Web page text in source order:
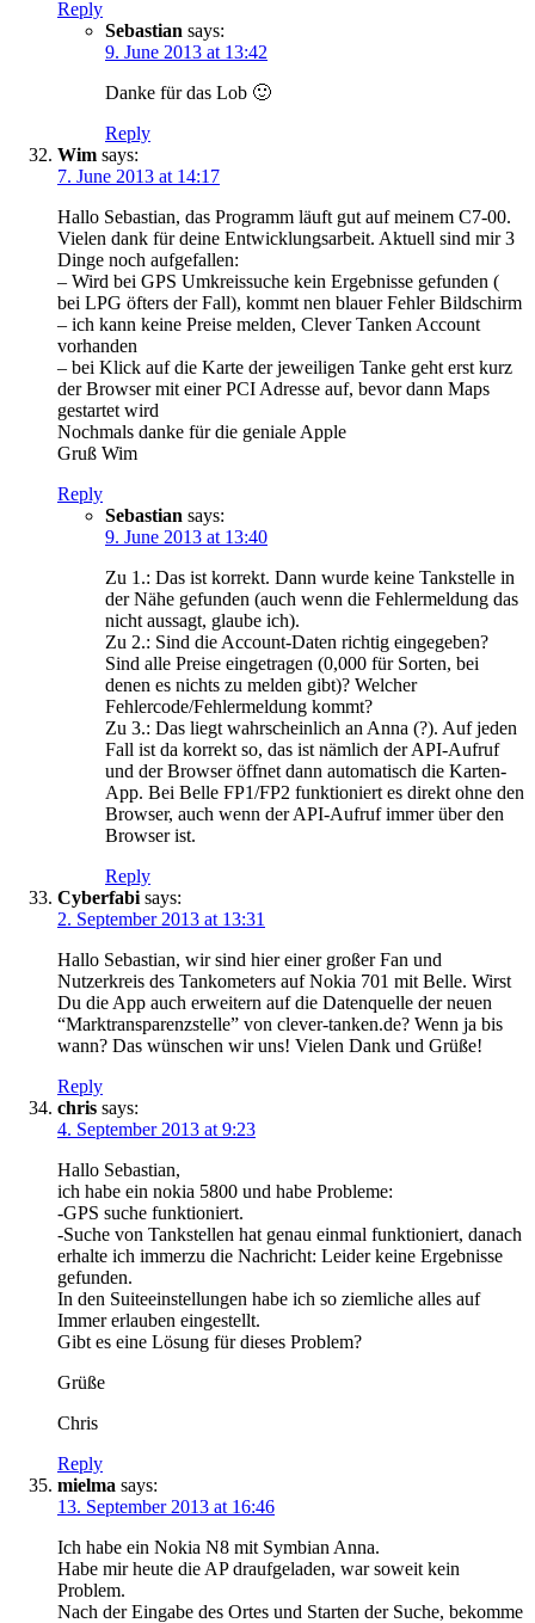
Reply
Sebastian says:
9. June 2013 at 13:42
Danke für das Lob 🙂
Reply
Wim says:
7. June 2013 at 14:17
Hallo Sebastian, das Programm läuft gut auf meinem C7-00.
Vielen dank für deine Entwicklungsarbeit. Aktuell sind mir 3
Dinge noch aufgefallen:
– Wird bei GPS Umkreissuche kein Ergebnisse gefunden (
bei LPG öfters der Fall), kommt nen blauer Fehler Bildschirm
– ich kann keine Preise melden, Clever Tanken Account
vorhanden
– bei Klick auf die Karte der jeweiligen Tanke geht erst kurz
der Browser mit einer PCI Adresse auf, bevor dann Maps
gestartet wird
Nochmals danke für die geniale Apple
Gruß Wim
Reply
Sebastian says:
9. June 2013 at 13:40
Zu 1.: Das ist korrekt. Dann wurde keine Tankstelle in
der Nähe gefunden (auch wenn die Fehlermeldung das
nicht aussagt, glaube ich).
Zu 2.: Sind die Account-Daten richtig eingegeben?
Sind alle Preise eingetragen (0,000 für Sorten, bei
denen es nichts zu melden gibt)? Welcher
Fehlercode/Fehlermeldung kommt?
Zu 3.: Das liegt wahrscheinlich an Anna (?). Auf jeden
Fall ist da korrekt so, das ist nämlich der API-Aufruf
und der Browser öffnet dann automatisch die Karten-
App. Bei Belle FP1/FP2 funktioniert es direkt ohne den
Browser, auch wenn der API-Aufruf immer über den
Browser ist.
Reply
Cyberfabi says:
2. September 2013 at 13:31
Hallo Sebastian, wir sind hier einer großer Fan und
Nutzerkreis des Tankometers auf Nokia 701 mit Belle. Wirst
Du die App auch erweitern auf die Datenquelle der neuen
“Marktransparenzstelle” von clever-tanken.de? Wenn ja bis
wann? Das wünschen wir uns! Vielen Dank und Grüße!
Reply
chris says:
4. September 2013 at 9:23
Hallo Sebastian,
ich habe ein nokia 5800 und habe Probleme:
-GPS suche funktioniert.
-Suche von Tankstellen hat genau einmal funktioniert, danach
erhalte ich immerzu die Nachricht: Leider keine Ergebnisse
gefunden.
In den Suiteeinstellungen habe ich so ziemliche alles auf
Immer erlauben eingestellt.
Gibt es eine Lösung für dieses Problem?
Grüße
Chris
Reply
mielma says:
13. September 2013 at 16:46
Ich habe ein Nokia N8 mit Symbian Anna.
Habe mir heute die AP draufgeladen, war soweit kein
Problem.
Nach der Eingabe des Ortes und Starten der Suche, bekomme